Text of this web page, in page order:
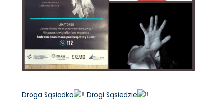
Droga Sąsiadko
Drogi Sąsiedzie